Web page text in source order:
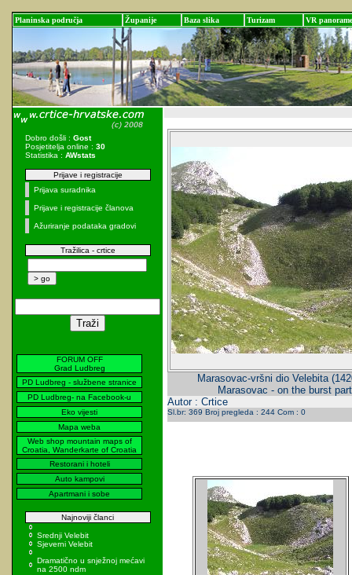
Planinska područja Županije Baza slika Turizam VR panorame
Dobro došli : Gost
Posjetitelja online : 30
Statistika : AWstats
Prijave i registracije
Prijava suradnika
Prijave i registracije članova
Ažuriranje podataka gradovi
Tražilica - crtice
FORUM OFF
Grad Ludbreg
PD Ludbreg - službene stranice
PD Ludbreg- na Facebook-u
Eko vijesti
Mapa weba
Web shop mountain maps of
Croatia, Wanderkarte of Croatia
Restorani i hoteli
Auto kampovi
Apartmani i sobe
Najnoviji članci
Srednji Velebit
Sjeverni Velebit
Dramatično u snježnoj mećavi
na 2500 ndm
Marasovac-vršni dio Velebita
Marasovac - on the burst
Autor : Crtice
Sl.br: 369 Broj pregleda : 244 Com : 0